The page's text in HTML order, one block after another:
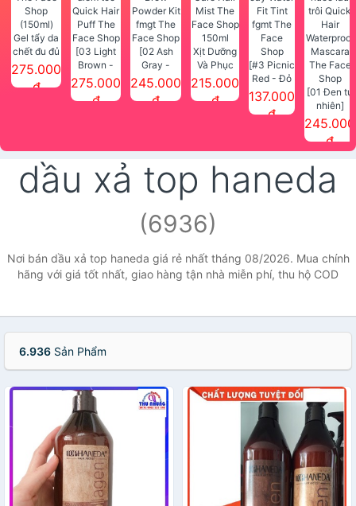
Gel tẩy da
chết đu đủ
SMART
PEELING
275.000
đ
[03 Light
Brown -
Nâu Sáng]
Phấn che
275.000
đ
[02 Ash
Gray -
Khói] Bột
kẻ chân
Face Shop
245.000
đ
Xịt Dưỡng
Và Phục
Hồi Tóc
Essential
215.000
đ
[#3 Picnic
Red - Đỏ
cam] Son
Face
Shop
137.000
đ
[01 Đen tự
nhiên]
Mascara
che phủ
nước lâu
trôi Quick
Shop
245.000
đ
dầu xả top haneda
(6936)
Nơi bán dầu xả top haneda giá rẻ nhất tháng 08/2026. Mua chính
hãng với giá tốt nhất, giao hàng tận nhà miễn phí, thu hộ COD
6.936 Sản Phẩm